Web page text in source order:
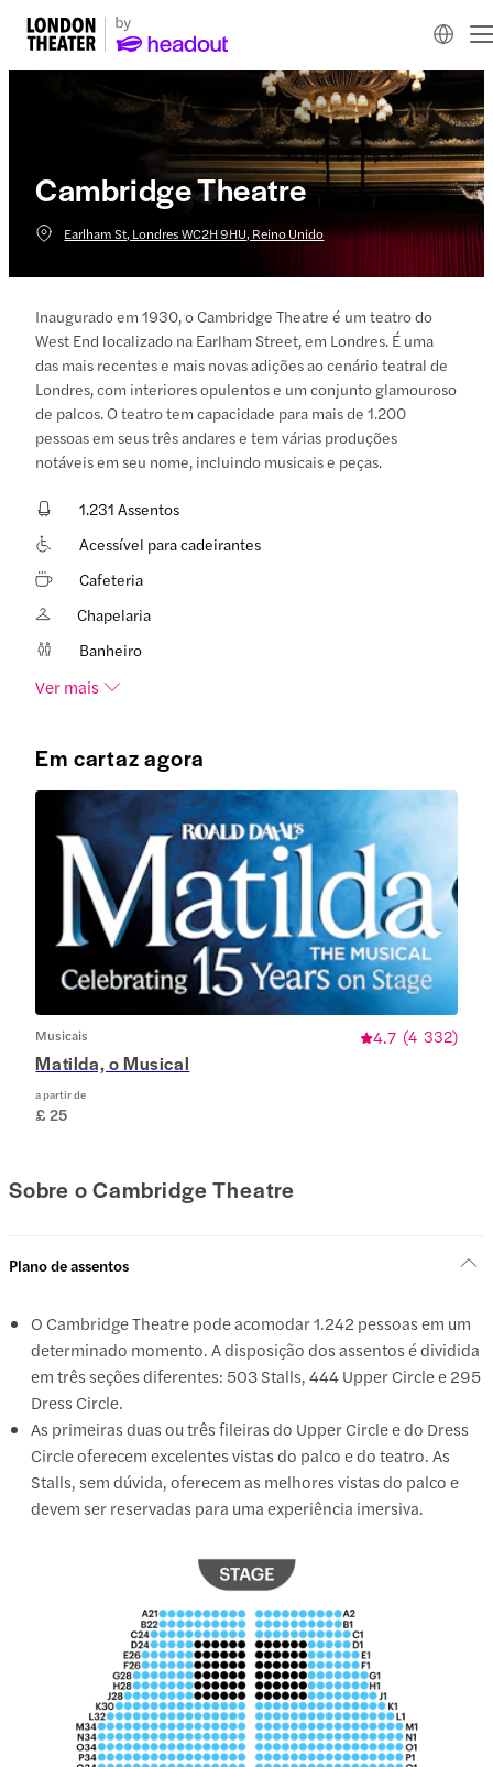
Cambridge Theatre
Earlham St, Londres WC2H 9HU, Reino Unido
Inaugurado em 1930, o Cambridge Theatre é um teatro do
West End localizado na Earlham Street, em Londres. É uma
das mais recentes e mais novas adições ao cenário teatral de
Londres, com interiores opulentos e um conjunto glamouroso
de palcos. O teatro tem capacidade para mais de 1.200
pessoas em seus três andares e tem várias produções
notáveis em seu nome, incluindo musicais e peças.
1.231 Assentos
Acessível para cadeirantes
Cafeteria
Chapelaria
Banheiro
Ver mais
Em cartaz agora
Musicais 4.7 (4 332)
Matilda, o Musical
a partir de
£ 25
Sobre o Cambridge Theatre
Plano de assentos
O Cambridge Theatre pode acomodar 1.242 pessoas em um
determinado momento. A disposição dos assentos é dividida
em três seções diferentes: 503 Stalls, 444 Upper Circle e 295
Dress Circle.
As primeiras duas ou três fileiras do Upper Circle e do Dress
Circle oferecem excelentes vistas do palco e do teatro. As
Stalls, sem dúvida, oferecem as melhores vistas do palco e
devem ser reservadas para uma experiência imersiva.